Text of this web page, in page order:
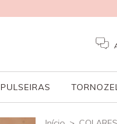
PULSEIRAS